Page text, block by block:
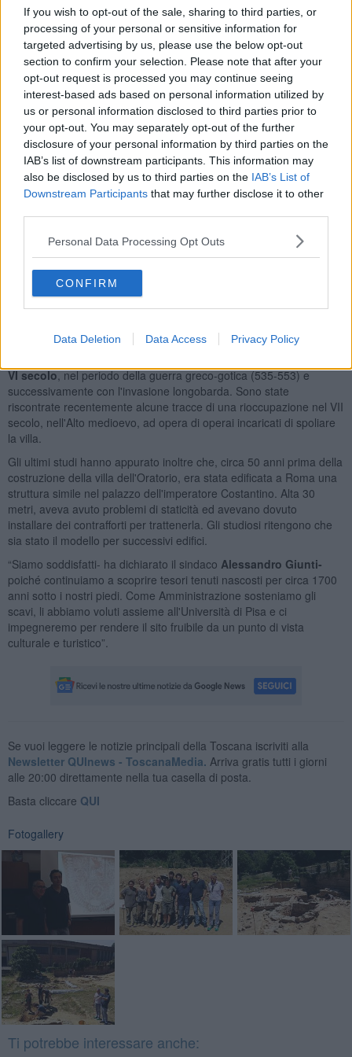
If you wish to opt-out of the sale, sharing to third parties, or
processing of your personal or sensitive information for
targeted advertising by us, please use the below opt-out
section to confirm your selection. Please note that after your
opt-out request is processed you may continue seeing
interest-based ads based on personal information utilized by
us or personal information disclosed to third parties prior to
your opt-out. You may separately opt-out of the further
disclosure of your personal information by third parties on the
IAB’s list of downstream participants. This information may
also be disclosed by us to third parties on the IAB’s List of
Downstream Participants that may further disclose it to other
Personal Data Processing Opt Outs
CONFIRM
Data Deletion Data Access Privacy Policy
turismo locale e nel sistema museale della zona. E' una struttura
eccezionale e occorre investirci”.
Il complesso è appartenuto a Vettio Agorio Pretestato,governatore
della Tuscia e dell'Umbria nel periodo precedente al 362 dodo
Cristo. e prefetto dell'Urbe fino al 384, anno della sua morte, poco
prima di diventare console. Pretestato era uno degli ultimi strenui
difensori della religiosità pagana, in un momento in cui il
cristianesimo,dopo l'Editto dell'imperatore Costantinodel 313
dopo Cristo, stava prendendo campo tra la popolazione romana.
Probabilmente, la struttura esagonale centrale e le sale circostanti
di un'altezza di 15 metri circa e diametro di 30,decorate con
mosaici fino all'absidedel salone centrale in cui troviamo la
scena di caccia al cinghiale che allude a un'attività dell'otium del
dominus della villa, serviva da residenza di campagna lungo il
tragitto per Firenze, dove Pretestato arrivava risalendo il fiume
“A dimostrazione dell'importanza di questo nobile romano-
praetextati, vale a dire il secolo di Pretestato”.
VI secolo, nel periodo della guerra greco-gotica (535-553) e
successivamente con l'invasione longobarda. Sono state
riscontrate recentemente alcune tracce di una rioccupazione nel VII
secolo, nell'Alto medioevo, ad opera di operai incaricati di spoliare
la villa.
Gli ultimi studi hanno appurato inoltre che, circa 50 anni prima della
costruzione della villa dell'Oratorio, era stata edificata a Roma una
struttura simile nel palazzo dell'imperatore Costantino. Alta 30
metri, aveva avuto problemi di staticità ed avevano dovuto
installare dei contrafforti per trattenerla. Gli studiosi ritengono che
sia stato il modello per successivi edifici.
“Siamo soddisfatti- ha dichiarato il sindaco Alessandro Giunti-
poiché continuiamo a scoprire tesori tenuti nascosti per circa 1700
anni sotto i nostri piedi. Come Amministrazione sosteniamo gli
scavi, li abbiamo voluti assieme all'Università di Pisa e ci
impegneremo per rendere il sito fruibile da un punto di vista
culturale e turistico”.
Se vuoi leggere le notizie principali della Toscana iscriviti alla
Newsletter QUInews - ToscanaMedia. Arriva gratis tutti i giorni
alle 20:00 direttamente nella tua casella di posta.
Basta cliccare QUI
Fotogallery
Ti potrebbe interessare anche: